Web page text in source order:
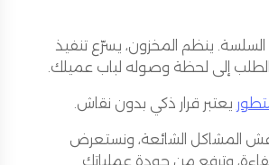
ينظم المخزون، يسرّع تنفيذ
يعتبر قرار ذكي بدون نقاش.
المشاكل الشائعة، ونستعرض
وترفع من جودة عملياتك.